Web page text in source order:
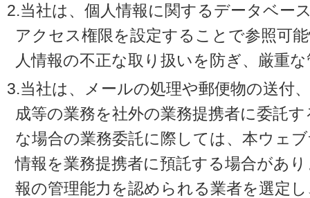
2.当社は、個人情報に関するデータベー
アクセス権限を設定することで参照可
人情報の不正な取り扱いを防ぎ、厳重
3.当社は、メールの処理や郵便物の送付
成等の業務を社外の業務提携者に委託
な場合の業務委託に際しては、本ウェ
情報を業務提携者に預託する場合があ
報の管理能力を認められる業者を選定